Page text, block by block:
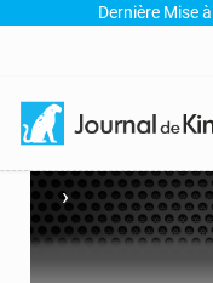
Dernière Mise
›